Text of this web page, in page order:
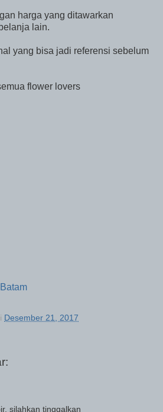
harga yang ditawarkan
lain.
yang bisa jadi referensi sebelum
flower lovers
Desember 21, 2017
silahkan tinggalkan